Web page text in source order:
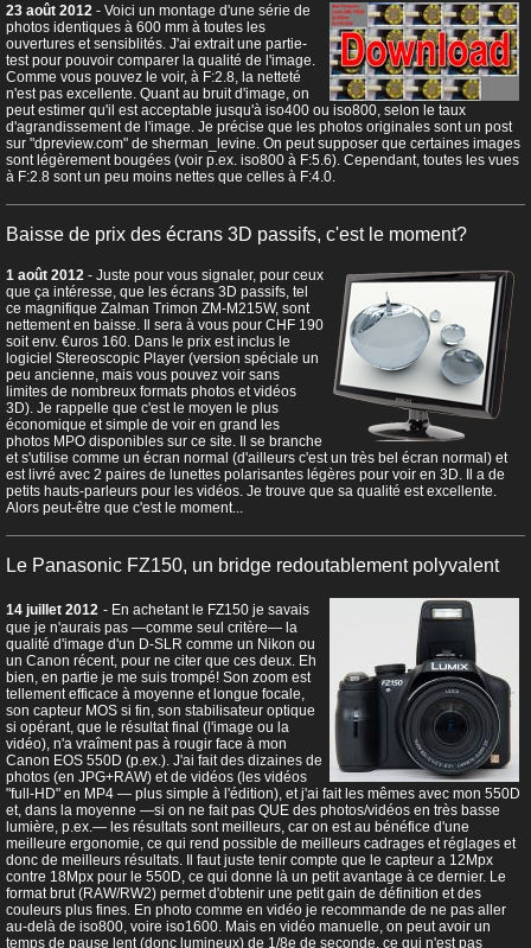
23 août 2012 - Voici un montage d'une série de
photos identiques à 600 mm à toutes les
ouvertures et sensiblités. J'ai extrait une partie-
test pour pouvoir comparer la qualité de l'image.
Comme vous pouvez le voir, à F:2.8, la netteté
n'est pas excellente. Quant au bruit d'image, on
peut estimer qu'il est acceptable jusqu'à iso400 ou iso800, selon le taux
d'agrandissement de l'image. Je précise que les photos originales sont un post
sur "dpreview.com" de sherman_levine. On peut supposer que certaines images
sont légèrement bougées (voir p.ex. iso800 à F:5.6). Cependant, toutes les vues
à F:2.8 sont un peu moins nettes que celles à F:4.0.
Baisse de prix des écrans 3D passifs, c'est le moment?
1 août 2012 - Juste pour vous signaler, pour ceux
que ça intéresse, que les écrans 3D passifs, tel
ce magnifique Zalman Trimon ZM-M215W, sont
nettement en baisse. Il sera à vous pour CHF 190
soit env. €uros 160. Dans le prix est inclus le
logiciel Stereoscopic Player (version spéciale un
peu ancienne, mais vous pouvez voir sans
limites de nombreux formats photos et vidéos
3D). Je rappelle que c'est le moyen le plus
économique et simple de voir en grand les
photos MPO disponibles sur ce site. Il se branche
et s'utilise comme un écran normal (d'ailleurs c'est un très bel écran normal) et
est livré avec 2 paires de lunettes polarisantes légères pour voir en 3D. Il a de
petits hauts-parleurs pour les vidéos. Je trouve que sa qualité est excellente.
Alors peut-être que c'est le moment...
Le Panasonic FZ150, un bridge redoutablement polyvalent
14 juillet 2012 - En achetant le FZ150 je savais
que je n'aurais pas —comme seul critère— la
qualité d'image d'un D-SLR comme un Nikon ou
un Canon récent, pour ne citer que ces deux. Eh
bien, en partie je me suis trompé! Son zoom est
tellement efficace à moyenne et longue focale,
son capteur MOS si fin, son stabilisateur optique
si opérant, que le résultat final (l'image ou la
vidéo), n'a vraîment pas à rougir face à mon
Canon EOS 550D (p.ex.). J'ai fait des dizaines de
photos (en JPG+RAW) et de vidéos (les vidéos
"full-HD" en MP4 — plus simple à l'édition), et j'ai fait les mêmes avec mon 550D
et, dans la moyenne —si on ne fait pas QUE des photos/vidéos en très basse
lumière, p.ex.— les résultats sont meilleurs, car on est au bénéfice d'une
meilleure ergonomie, ce qui rend possible de meilleurs cadrages et réglages et
donc de meilleurs résultats. Il faut juste tenir compte que le capteur a 12Mpx
contre 18Mpx pour le 550D, ce qui donne là un petit avantage à ce dernier. Le
format brut (RAW/RW2) permet d'obtenir une petit gain de définition et des
couleurs plus fines. En photo comme en vidéo je recommande de ne pas aller
au-delà de iso800, voire iso1600. Mais en vidéo manuelle, on peut avoir un
temps de pause lent (donc lumineux) de 1/8e de seconde, ce qui n'est pas